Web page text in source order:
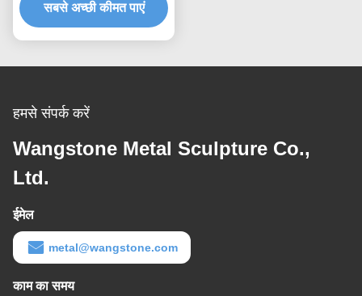
सबसे अच्छी कीमत पाएं
हमसे संपर्क करें
Wangstone Metal Sculpture Co.,
Ltd.
ईमेल
metal@wangstone.com
काम का समय